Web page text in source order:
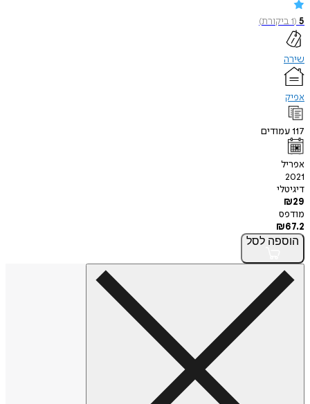
5
(
1ביקורת)
שירה
אפיק
117עמודים
אפריל
2021
דיגיטלי
₪29
מודפס
₪67.2
הוספה לסל